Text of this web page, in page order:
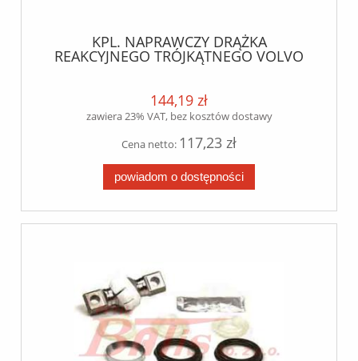
KPL. NAPRAWCZY DRĄŻKA
REAKCYJNEGO TRÓJKĄTNEGO VOLVO
FH12-16//FM7/9/10/12// (CENTRALNY)
144,19 zł
zawiera 23% VAT, bez kosztów dostawy
Cena netto: 117,23 zł
powiadom o dostępności